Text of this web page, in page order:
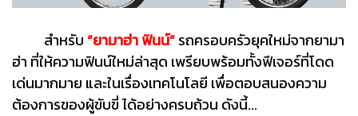
สำหรับ“ยามาฮ่า ฟินน์”รถครอบครัวยุคใหม่จากยามา
ฮ่า ที่ให้ความฟินน์ใหม่ล่าสุด เพรียบพร้อมทั้งฟีเจอร์ที่โดด
เด่นมากมาย และในเรื่องเทคโนโลยี เพื่อตอบสนองความ
ต้องการของผู้ขับขี่ ได้อย่างครบถ้วน ดังนี้...